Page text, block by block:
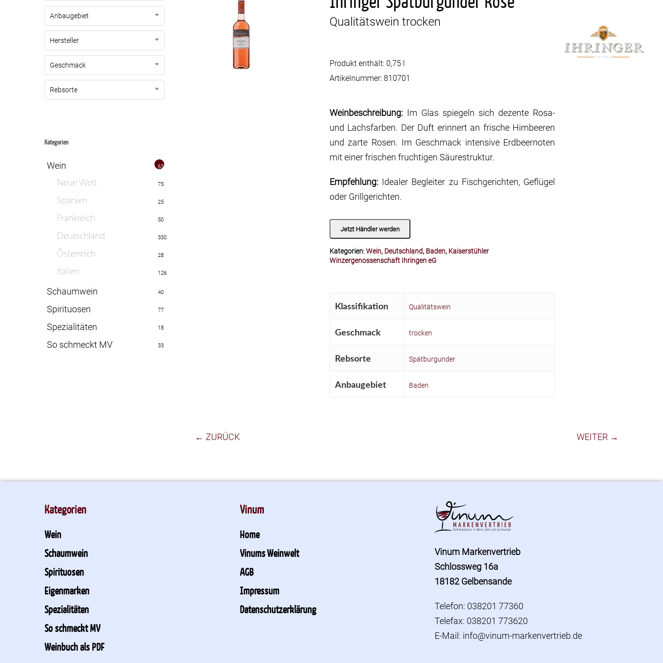
Anbaugebiet
Hersteller
Geschmack
Rebsorte
Kategorien
Wein 635
Neue Welt 75
Spanien 25
Frankreich 50
Deutschland 330
Österreich 28
Italien 126
Schaumwein 40
Spirituosen 77
Spezialitäten 18
So schmeckt MV 33
Qualitätswein trocken
Produkt enthält: 0,75
Artikelnummer:810701
Weinbeschreibung: Im Glas spiegeln sich dezente Rosa-
und Lachsfarben. Der Duft erinnert an frische Himbeeren
und zarte Rosen. Im Geschmack intensive Erdbeernoten
mit einer frischen fruchtigen Säurestruktur.
Empfehlung: Idealer Begleiter zu Fischgerichten, Geflügel
oder Grillgerichten.
Jetzt Händler werden
Kategorien:Wein, Deutschland, Baden, Kaiserstühler
Winzergenossenschaft Ihringen eG
Klassifikation Qualitätswein
Geschmack trocken
Rebsorte Spätburgunder
Anbaugebiet Baden
← ZURÜCK WEITER →
Kategorien
Wein
Schaumwein
Spirituosen
Eigenmarken
Spezialitäten
So schmeckt MV
Weinbuch als PDF
Vinum
Home
Vinums Weinwelt
AGB
Impressum
Datenschutzerklärung
Vinum Markenvertrieb
Schlossweg 16a
18182 Gelbensande
Telefon: 038201 77360
Telefax: 038201 773620
E-Mail: info@vinum-markenvertrieb.de